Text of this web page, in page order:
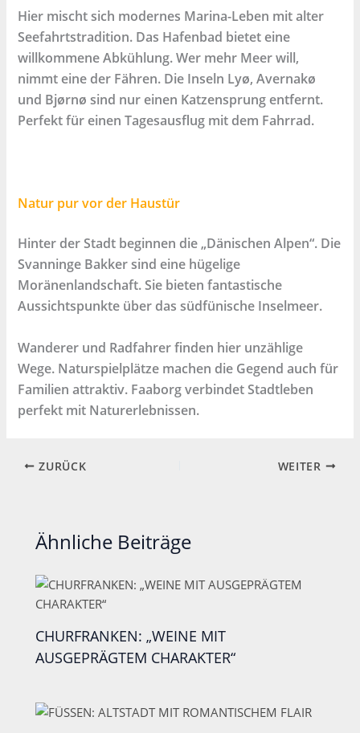
Hier mischt sich modernes Marina-Leben mit alter
Seefahrtstradition. Das Hafenbad bietet eine
willkommene Abkühlung. Wer mehr Meer will,
nimmt eine der Fähren. Die Inseln Lyø, Avernakø
und Bjørnø sind nur einen Katzensprung entfernt.
Perfekt für einen Tagesausflug mit dem Fahrrad.
Natur pur vor der Haustür
​Hinter der Stadt beginnen die „Dänischen Alpen“. Die
Svanninge Bakker sind eine hügelige
Moränenlandschaft. Sie bieten fantastische
Aussichtspunkte über das südfünische Inselmeer.
Wanderer und Radfahrer finden hier unzählige
Wege. Naturspielplätze machen die Gegend auch für
Familien attraktiv. Faaborg verbindet Stadtleben
perfekt mit Naturerlebnissen.
ZURÜCK WEITER
Ähnliche Beiträge
CHURFRANKEN: „WEINE MIT
AUSGEPRÄGTEM CHARAKTER“